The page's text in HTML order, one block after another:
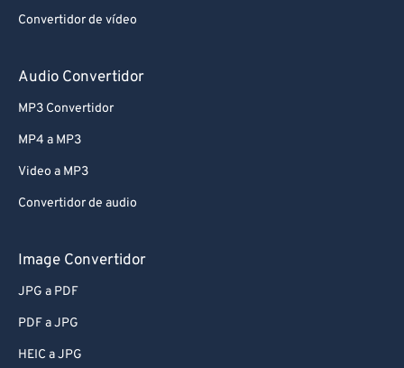
Convertidor de vídeo
Audio Convertidor
MP3 Convertidor
MP4 a MP3
Video a MP3
Convertidor de audio
Image Convertidor
JPG a PDF
PDF a JPG
HEIC a JPG